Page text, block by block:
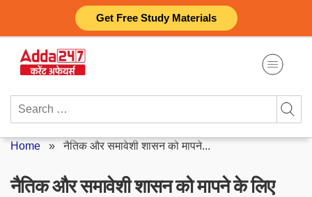
Get Free Study Materials
content
Search
Home »नैतिक और समावेशी शासन को मापने...
नैतिक और समावेशी शासन को मापने के लिए